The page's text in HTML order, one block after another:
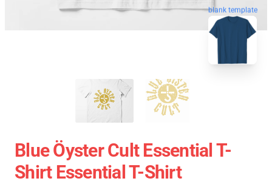
blank template
Blue Öyster Cult Essential T-
Shirt Essential T-Shirt